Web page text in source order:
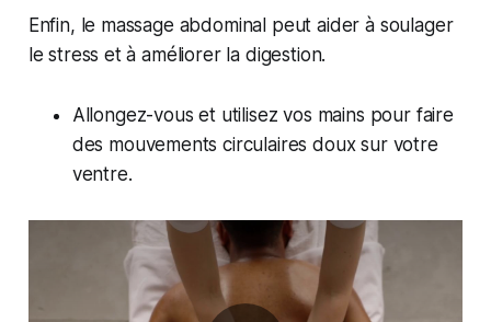
Enfin, le massage abdominal peut aider à soulager
le stress et à améliorer la digestion.
Allongez-vous et utilisez vos mains pour faire
des mouvements circulaires doux sur votre
ventre.